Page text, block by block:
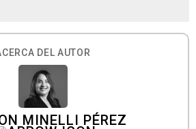
DEL AUTOR
MINELLI PÉREZ